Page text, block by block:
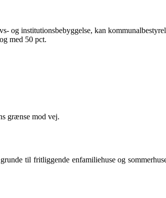
og institutionsbebyggelse, kan
med 50 pct.
grænse mod vej.
til fritliggende enfamiliehuse og